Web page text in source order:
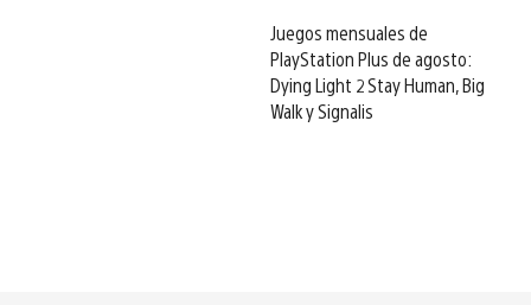
Juegos mensuales de
PlayStation Plus de agosto:
Dying Light 2 Stay Human, Big
Walk y Signalis